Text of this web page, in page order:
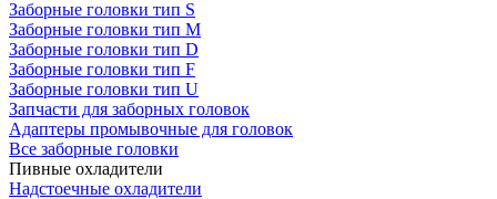
Заборные головки тип S
Заборные головки тип M
Заборные головки тип D
Заборные головки тип F
Заборные головки тип U
Запчасти для заборных головок
Адаптеры промывочные для головок
Все заборные головки
Пивные охладители
Надстоечные охладители